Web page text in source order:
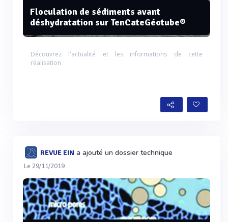
Floculation de sédiments avant
déshydratation sur TenCateGéotube®
Découvrez l'actualité et les informations de cette
réalisation
REVUE EIN a ajouté un dossier technique
Le 29/11/2019